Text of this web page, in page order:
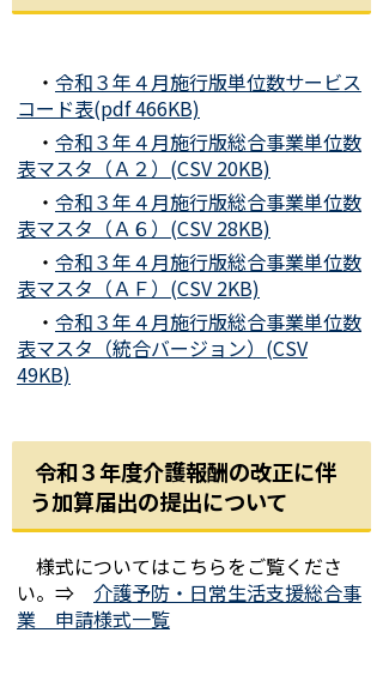
・ 令和３年４月施行版単位数サービス
コード表(pdf 466KB)
・ 令和３年４月施行版総合事業単位数
表マスタ（Ａ２）(CSV 20KB)
・ 令和３年４月施行版総合事業単位数
表マスタ（Ａ６）(CSV 28KB)
・ 令和３年４月施行版総合事業単位数
表マスタ（ＡＦ）(CSV 2KB)
・ 令和３年４月施行版総合事業単位数
表マスタ（統合バージョン）(CSV
49KB)
令和３年度介護報酬の改正に伴
う加算届出の提出について
様式についてはこちらをご覧くださ
い。⇒ 介護予防・日常生活支援総合事
業 申請様式一覧